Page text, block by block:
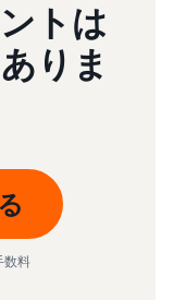
トは
りま
数料